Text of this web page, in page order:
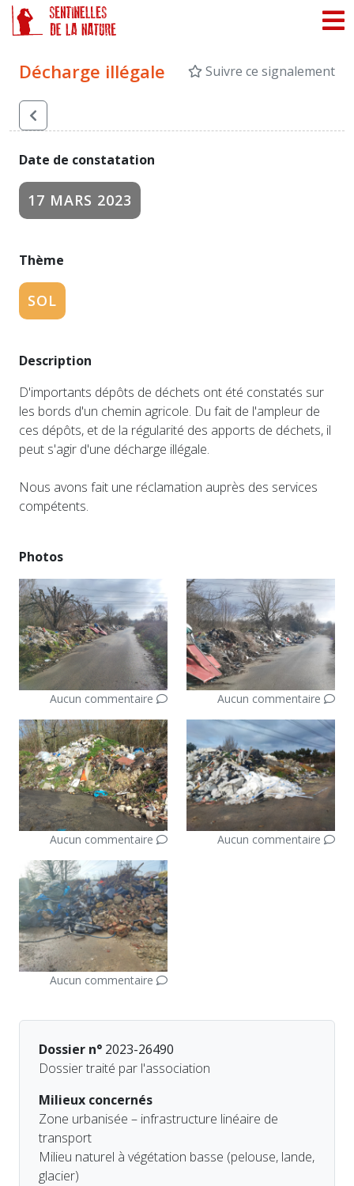
Décharge illégale Suivre ce signalement
Date de constatation
17 MARS 2023
Thème
SOL
Description
D'importants dépôts de déchets ont été constatés sur
les bords d'un chemin agricole. Du fait de l'ampleur de
ces dépôts, et de la régularité des apports de déchets, il
peut s'agir d'une décharge illégale.
Nous avons fait une réclamation auprès des services
compétents.
Photos
Aucun commentaire Aucun commentaire
Aucun commentaire Aucun commentaire
Aucun commentaire
Dossier n° 2023-26490
Dossier traité par l'association
Milieux concernés
Zone urbanisée – infrastructure linéaire de
transport
Milieu naturel à végétation basse (pelouse, lande,
glacier)
Panneau de gestion des cookies